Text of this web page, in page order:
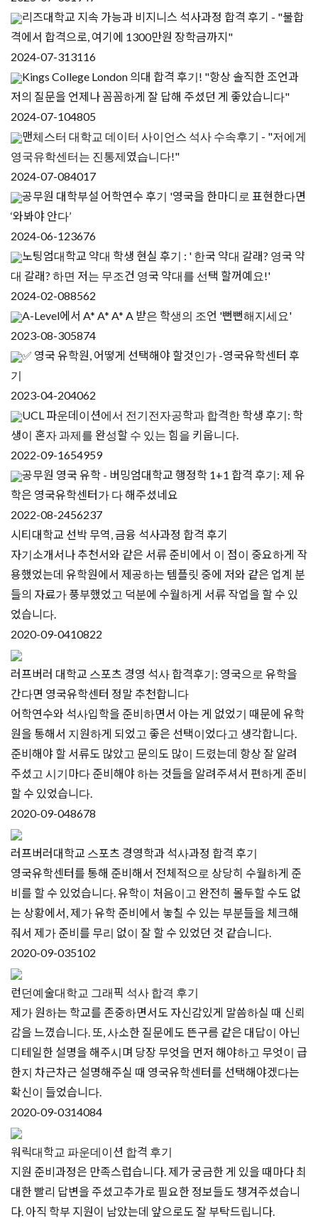
리즈대학교 지속 가능과 비지니스 석사과정 합격 후기 - "불합
격에서 합격으로, 여기에 1300만원 장학금까지"
2024-07-313116
Kings College London 의대 합격 후기! "항상 솔직한 조언과
저의 질문을 언제나 꼼꼼하게 잘 답해 주셨던 게 좋았습니다"
2024-07-104805
맨체스터 대학교 데이터 사이언스 석사 수속후기 - "저에게
영국유학센터는 진통제였습니다!"
2024-07-084017
공무원 대학부설 어학연수 후기 '영국을 한마디로 표현한다면
‘와봐야 안다’
2024-06-123676
노팅엄대학교 약대 학생 현실 후기 : ' 한국 약대 갈래? 영국 약
대 갈래? 하면 저는 무조건 영국 약대를 선택 할꺼예요!'
2024-02-088562
A-Level에서 A* A* A* A 받은 학생의 조언 '뻔뻔해지세요'
2023-08-305874
✅ 영국 유학원, 어떻게 선택해야 할것인가 -영국유학센터 후
기
2023-04-204062
UCL 파운데이션에서 전기전자공학과 합격한 학생 후기: 학
생이 혼자 과제를 완성할 수 있는 힘을 키웁니다.
2022-09-1654959
공무원 영국 유학 - 버밍엄대학교 행정학 1+1 합격 후기: 제 유
학은 영국유학센터가 다 해주셨네요
2022-08-2456237
시티대학교 선박 무역, 금융 석사과정 합격 후기
자기소개서나 추천서와 같은 서류 준비에서 이 점이 중요하게 작
용했었는데 유학원에서 제공하는 템플릿 중에 저와 같은 업계 분
들의 자료가 풍부했었고 덕분에 수월하게 서류 작업을 할 수 있
었습니다.
2020-09-0410822
러프버러 대학교 스포츠 경영 석사 합격후기: 영국으로 유학을
간다면 영국유학센터 정말 추천합니다
어학연수와 석사입학을 준비하면서 아는 게 없었기 때문에 유학
원을 통해서 지원하게 되었고 좋은 선택이었다고 생각합니다.
준비해야 할 서류도 많았고 문의도 많이 드렸는데 항상 잘 알려
주셨고 시기마다 준비해야 하는 것들을 알려주셔서 편하게 준비
할 수 있었습니다​.
2020-09-048678
러프버러대학교 스포츠 경영학과 석사과정 합격 후기
영국유학센터를 통해 준비해서 전체적으로 상당히 수월하게 준
비를 할 수 있었습니다. 유학이 처음이고 완전히 몰두할 수도 없
는 상황에서, 제가 유학 준비에서 놓칠 수 있는 부분들을 체크해
줘서 제가 준비를 무리 없이 잘 할 수 있었던 것 같습니다.
2020-09-035102
런던예술대학교 그래픽 석사 합격 후기
제가 원하는 학교를 존중하면서도 자신감있게 말씀하실 때 신뢰
감을 느꼈습니다. 또, 사소한 질문에도 뜬구름 같은 대답이 아닌
디테일한 설명을 해주시며 당장 무엇을 먼저 해야하고 무엇이 급
한지 차근차근 설명해주실 때 영국유학센터를 선택해야겠다는
확신이 들었습니다.
2020-09-0314084
워릭대학교 파운데이션 합격 후기
지원 준비과정은 만족스럽습니다. 제가 궁금한 게 있을 때마다 최
대한 빨리 답변을 주셨고추가로 필요한 정보들도 챙겨주셨습니
다. 아직 학부 지원이 남았는데 앞으로도 잘 부탁드립니다.